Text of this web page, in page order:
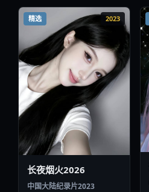
精选 2023
长夜烟火2026
中国大陆纪录片2023